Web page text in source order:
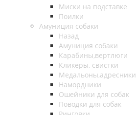
Миски на подставке
Поилки
Амуниция собаки
Назад
Амуниция собаки
Карабины,вертлюги
Кликеры, свистки
Медальоны,адресники
Намордники
Ошейники для собак
Поводки для собак